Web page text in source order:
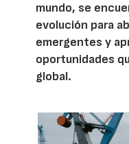
mundo, se
evolución para
emergentes y
oportunidades
global.